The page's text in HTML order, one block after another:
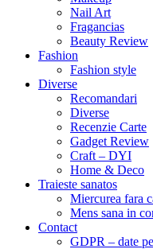
Nail Art
Fragancias
Beauty Review
Fashion
Fashion style
Diverse
Recomandari
Diverse
Recenzie Carte
Gadget Review
Craft – DYI
Home & Deco
Traieste sanatos
Miercurea fara
Mens sana in
Contact
GDPR – date